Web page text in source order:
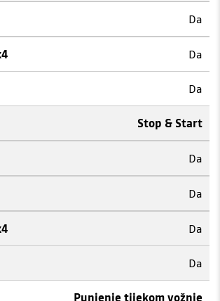
Da
Da
Da
Stop & Start
Da
Da
Da
Da
Punjenje tijekom vožnje